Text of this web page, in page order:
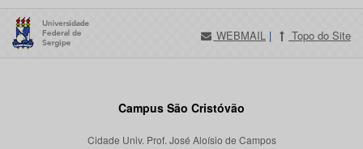
WEBMAIL | Topo do Site
Campus São Cristóvão
Cidade Univ. Prof. José Aloísio de Campos